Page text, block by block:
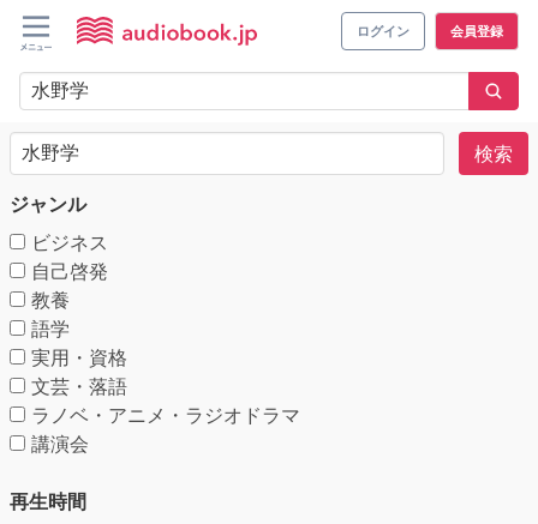
ログイン 会員登録
検索
ジャンル
ビジネス
自己啓発
教養
語学
実用・資格
文芸・落語
ラノベ・アニメ・ラジオドラマ
講演会
再生時間